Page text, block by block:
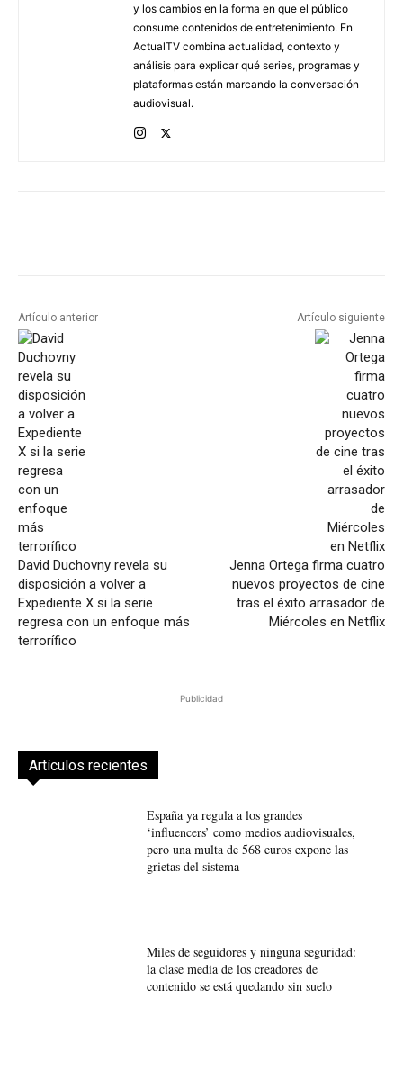
y los cambios en la forma en que el público
consume contenidos de entretenimiento. En
ActualTV combina actualidad, contexto y
análisis para explicar qué series, programas y
plataformas están marcando la conversación
audiovisual.
Artículo anterior
David Duchovny revela su
disposición a volver a
Expediente X si la serie
regresa con un enfoque más
terrorífico
Artículo siguiente
Jenna Ortega firma cuatro
nuevos proyectos de cine
tras el éxito arrasador de
Miércoles en Netflix
Publicidad
Artículos recientes
España ya regula a los grandes
‘influencers’ como medios audiovisuales,
pero una multa de 568 euros expone las
grietas del sistema
Miles de seguidores y ninguna seguridad:
la clase media de los creadores de
contenido se está quedando sin suelo